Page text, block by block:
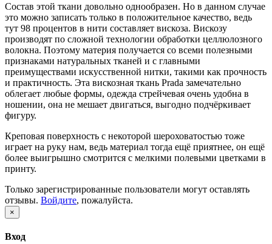
Состав этой ткани довольно однообразен. Но в данном случае
это можно записать только в положительное качество, ведь
тут 98 процентов в нити составляет вискоза. Вискозу
производят по сложной технологии обработки целлюлозного
волокна. Поэтому материя получается со всеми полезными
признаками натуральных тканей и с главными
преимуществами искусственной нитки, такими как прочность
и практичность. Эта вискозная ткань Prada замечательно
облегает любые формы, одежда стрейчевая очень удобна в
ношении, она не мешает двигаться, выгодно подчёркивает
фигуру.
Креповая поверхность с некоторой шероховатостью тоже
играет на руку нам, ведь материал тогда ещё приятнее, он ещё
более выигрышно смотрится с мелкими полевыми цветками в
принту.
Только зарегистрированные пользователи могут оставлять
отзывы. Войдите, пожалуйста.
×
Вход